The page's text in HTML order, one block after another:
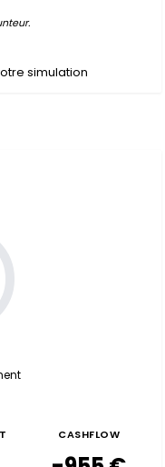
simulation
CASHFLOW